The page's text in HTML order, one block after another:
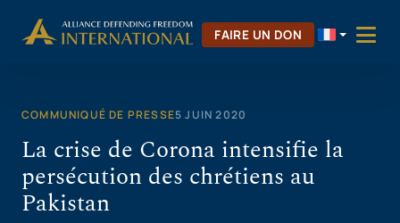
FAIRE UN DON
COMMUNIQUÉ DE PRESSE5 JUIN 2020
La crise de Corona intensifie la
persécution des chrétiens au
Pakistan